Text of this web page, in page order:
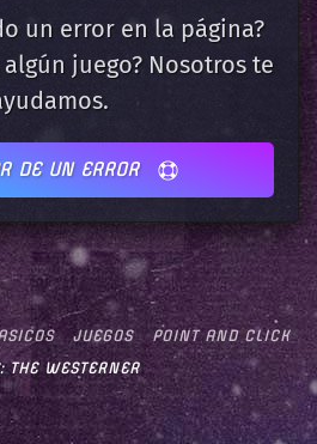
un error en la página?
juego? Nosotros te
DE UN ERROR
JUEGOS
POINT AND CLICK
THE WESTERNER